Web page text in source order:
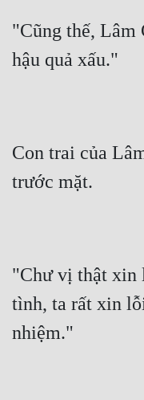
"Cũng thế, Lâm
hậu quả xấu."
Con trai của
trước mặt.
"Chư vị thật xin
tình, ta rất xin
nhiệm."